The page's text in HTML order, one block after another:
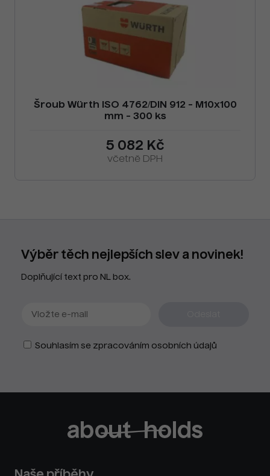
Šroub Würth ISO 4762/DIN 912 - M10x100
mm - 300 ks
5 082 Kč
včetně DPH
Výběr těch nejlepších slev a novinek!
Doplňující text pro NL box.
Souhlasím se zpracováním osobních údajů